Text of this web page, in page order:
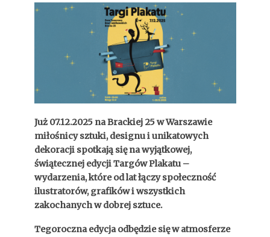
Już 07.12.2025 na Brackiej 25 w Warszawie
miłośnicy sztuki, designu i unikatowych
dekoracji spotkają się na wyjątkowej,
świątecznej edycji Targów Plakatu –
wydarzenia, które od lat łączy społeczność
ilustratorów, grafików i wszystkich
zakochanych w dobrej sztuce.
Tegoroczna edycja odbędzie się w atmosferze